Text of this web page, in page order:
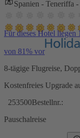
Spanien - Teneriffa
Für dieses Hotel liegen
von 81% vor
8-tägige Flugreise,
Kostenfreies Upgrade
253500Bestellnr.:
Pauschalreise